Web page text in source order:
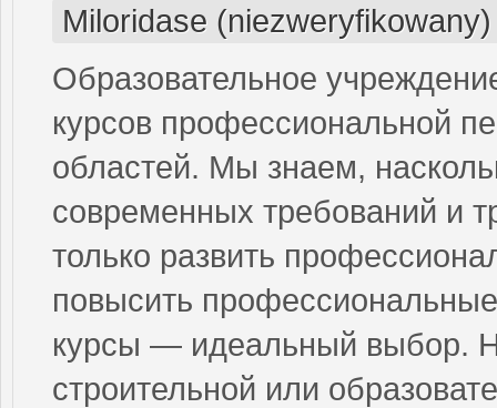
Miloridase (niezweryfikowany)
Образовательное
курсов профессиональной
областей. Мы знаем,
современных требований и
только развить
повысить
курсы — идеальный выбор.
строительной или